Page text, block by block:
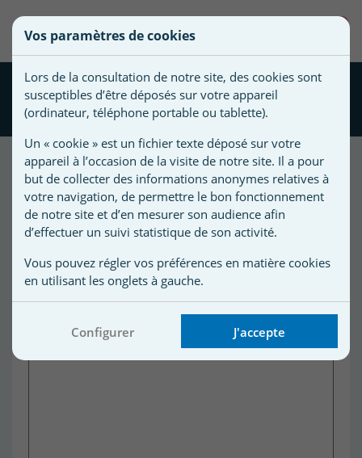
Brosse parois Shark Line
330 mm
Créer une nouvelle liste
une
liste
Nom de
d'envies
Vous
devez
être
connecté
pour
ajouter
des
produits
à
votre
liste
Vos paramètres de cookies
Lors de la consultation de notre site, des cookies sont
susceptibles d’être déposés sur votre appareil
(ordinateur, téléphone portable ou tablette).
Un « cookie » est un fichier texte déposé sur votre
appareil à l’occasion de la visite de notre site. Il a pour
but de collecter des informations anonymes relatives à
votre navigation, de permettre le bon fonctionnement
de notre site et d’en mesurer son audience afin
d’effectuer un suivi statistique de son activité.
Vous pouvez régler vos préférences en matière cookies
en utilisant les onglets à gauche.
Configurer J'accepte